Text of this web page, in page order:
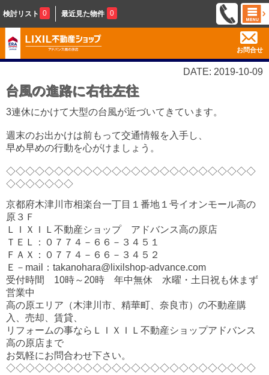
検討リスト 0 最近見た物件 0
お問合せ
DATE: 2019-10-09
台風の進路に右往左往
3連休にかけて大型の台風が近づいてきています。
週末のお出かけは前もって交通情報を入手し、
早め早めの行動を心がけましょう。
◇◇◇◇◇◇◇◇◇◇◇◇◇◇◇◇◇◇◇◇◇◇◇◇◇◇
◇◇◇◇◇◇◇
京都府木津川市相楽台一丁目１番地１号イオンモール高の
原３Ｆ
ＬＩＸＩＬ不動産ショップ アドバンス高の原店
ＴＥＬ：０７７４－６６－３４５１
ＦＡＸ：０７７４－６６－３４５２
Ｅ－mail：takanohara@lixilshop-advance.com
受付時間 10時～20時 年中無休 水曜・土日祝も休まず
営業中
高の原エリア（木津川市、精華町、奈良市）の不動産購
入、売却、賃貸、
リフォームの事ならＬＩＸＩＬ不動産ショップアドバンス
高の原店まで
お気軽にお問合わせ下さい。
◇◇◇◇◇◇◇◇◇◇◇◇◇◇◇◇◇◇◇◇◇◇◇◇◇◇